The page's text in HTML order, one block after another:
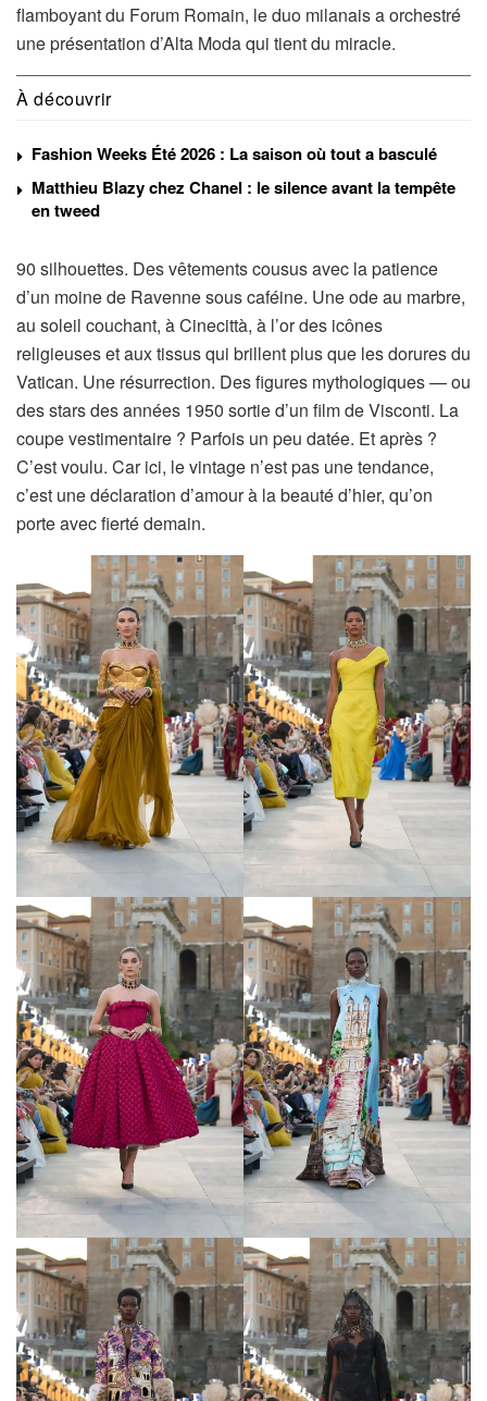
flamboyant du Forum Romain, le duo milanais a orchestré
une présentation d’Alta Moda qui tient du miracle.
À découvrir
Fashion Weeks Été 2026 : La saison où tout a basculé
Matthieu Blazy chez Chanel : le silence avant la tempête
en tweed
90 silhouettes. Des vêtements cousus avec la patience
d’un moine de Ravenne sous caféine. Une ode au marbre,
au soleil couchant, à Cinecittà, à l’or des icônes
religieuses et aux tissus qui brillent plus que les dorures du
Vatican. Une résurrection. Des figures mythologiques — ou
des stars des années 1950 sortie d’un film de Visconti. La
coupe vestimentaire ? Parfois un peu datée. Et après ?
C’est voulu. Car ici, le vintage n’est pas une tendance,
c’est une déclaration d’amour à la beauté d’hier, qu’on
porte avec fierté demain.